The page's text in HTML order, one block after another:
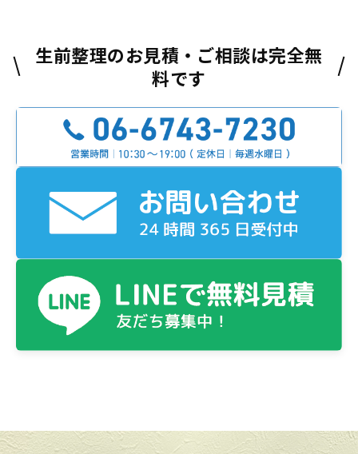
生前整理のお見積・ご相談は完全無
料です